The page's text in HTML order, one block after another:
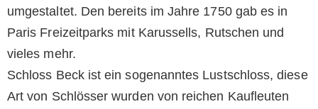
umgestaltet. Den bereits im Jahre 1750 gab es in
Paris Freizeitparks mit Karussells, Rutschen und
vieles mehr.
Schloss Beck ist ein sogenanntes Lustschloss, diese
Art von Schlösser wurden von reichen Kaufleuten